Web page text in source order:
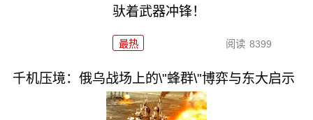
驮着武器冲锋！
最热 阅读 8399
千机压境：俄乌战场上的\"蜂群\"博弈与东大启示